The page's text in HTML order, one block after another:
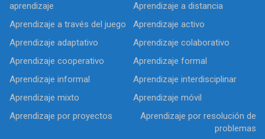
aprendizaje
Aprendizaje a distancia
Aprendizaje a través del juego
Aprendizaje activo
Aprendizaje adaptativo
Aprendizaje colaborativo
Aprendizaje cooperativo
Aprendizaje formal
Aprendizaje informal
Aprendizaje interdisciplinar
Aprendizaje mixto
Aprendizaje móvil
Aprendizaje por proyectos
Aprendizaje por resolución de
problemas